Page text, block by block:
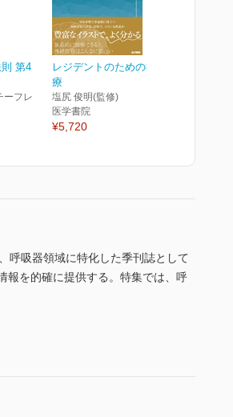
第4
ーフレ
レジデントのための神経診
療
塩尻 俊明(監修)
医学書院
¥5,720
呼吸器領域に特化した季刊誌として
報を的確に提供する。特集では、呼